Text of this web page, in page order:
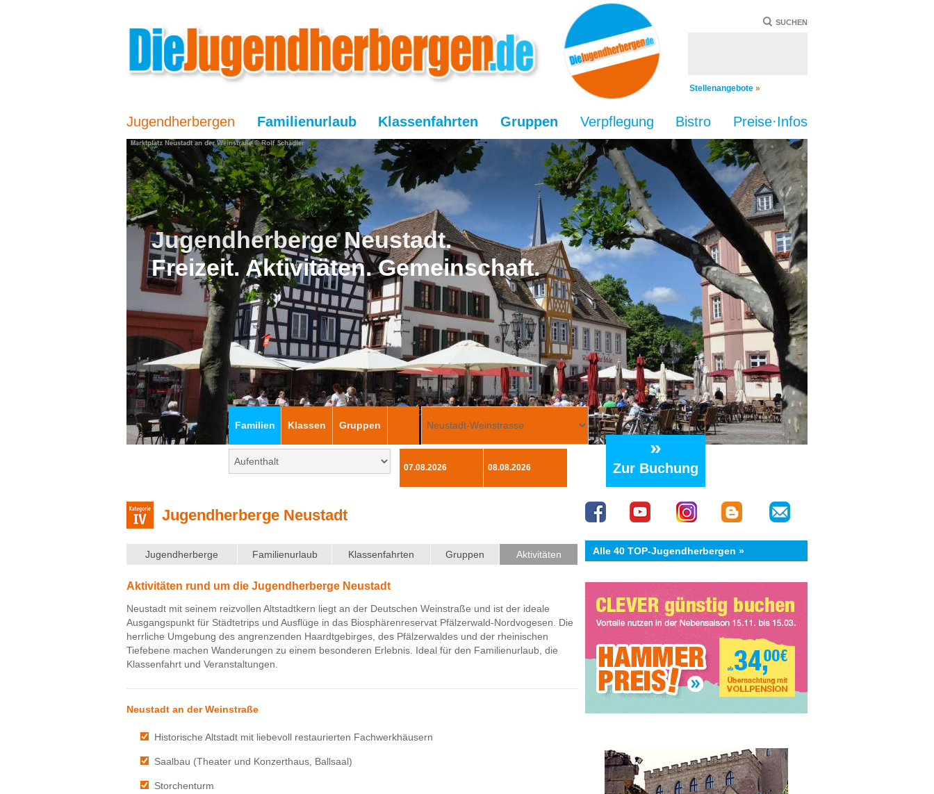
SUCHEN
Stellenangebote »
Jugendherbergen Familienurlaub Klassenfahrten Gruppen Verpflegung Bistro Preise·Infos
Jugendherberge Neustadt.
Freizeit. Aktivitäten. Gemeinschaft.
Familien Klassen Gruppen
»
Zur Buchung
Alle 40 TOP-Jugendherbergen »
Jugendherberge Neustadt
Jugendherberge Familienurlaub Klassenfahrten Gruppen Aktivitäten
Aktivitäten rund um die Jugendherberge Neustadt
Neustadt mit seinem reizvollen Altstadtkern liegt an der Deutschen Weinstraße und ist der ideale
Ausgangspunkt für Städtetrips und Ausflüge in das Biosphärenreservat Pfälzerwald-Nordvogesen. Die
herrliche Umgebung des angrenzenden Haardtgebirges, des Pfälzerwaldes und der rheinischen
Tiefebene machen Wanderungen zu einem besonderen Erlebnis. Ideal für den Familienurlaub, die
Klassenfahrt und Veranstaltungen.
Neustadt an der Weinstraße
Historische Altstadt mit liebevoll restaurierten Fachwerkhäusern
Saalbau (Theater und Konzerthaus, Ballsaal)
Storchenturm